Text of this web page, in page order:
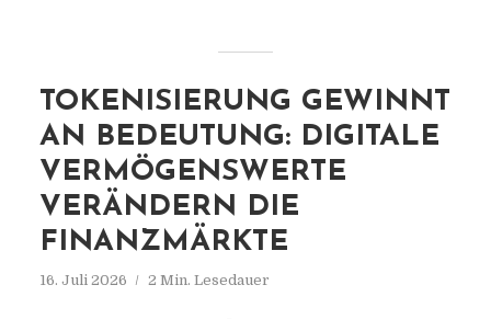
TOKENISIERUNG GEWINNT
AN BEDEUTUNG: DIGITALE
VERMÖGENSWERTE
VERÄNDERN DIE
FINANZMÄRKTE
16. Juli 2026 2 Min. Lesedauer